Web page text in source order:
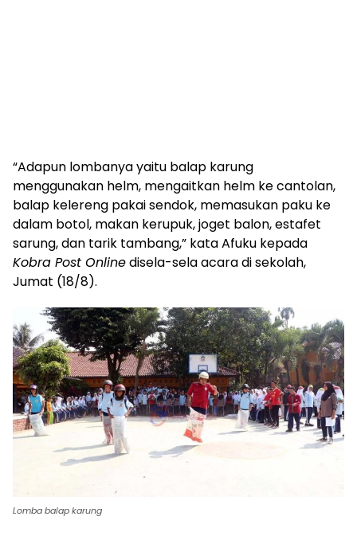
“Adapun lombanya yaitu balap karung
menggunakan helm, mengaitkan helm ke cantolan,
balap kelereng pakai sendok, memasukan paku ke
dalam botol, makan kerupuk, joget balon, estafet
sarung, dan tarik tambang,” kata Afuku kepada
Kobra Post Onlinedisela-sela acara di sekolah,
Jumat (18/8).
Lomba balap karung